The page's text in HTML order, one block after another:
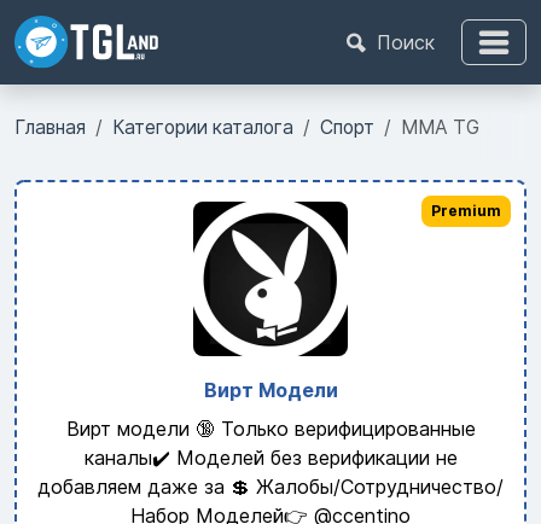
Поиск
Главная Категории каталога Спорт MMA TG
Вирт Модели
Вирт модели 🔞 Только верифицированные
каналы✔️ Моделей без верификации не
добавляем даже за 💲 Жалобы/Сотрудничество/
Набор Моделей👉 @ccentino
Premium